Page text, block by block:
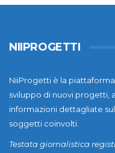
NIIPROGETTI
NiiProgetti è la
sviluppo di nuovi progetti,
informazioni dettagliate
soggetti coinvolti.
Testata giornalistica